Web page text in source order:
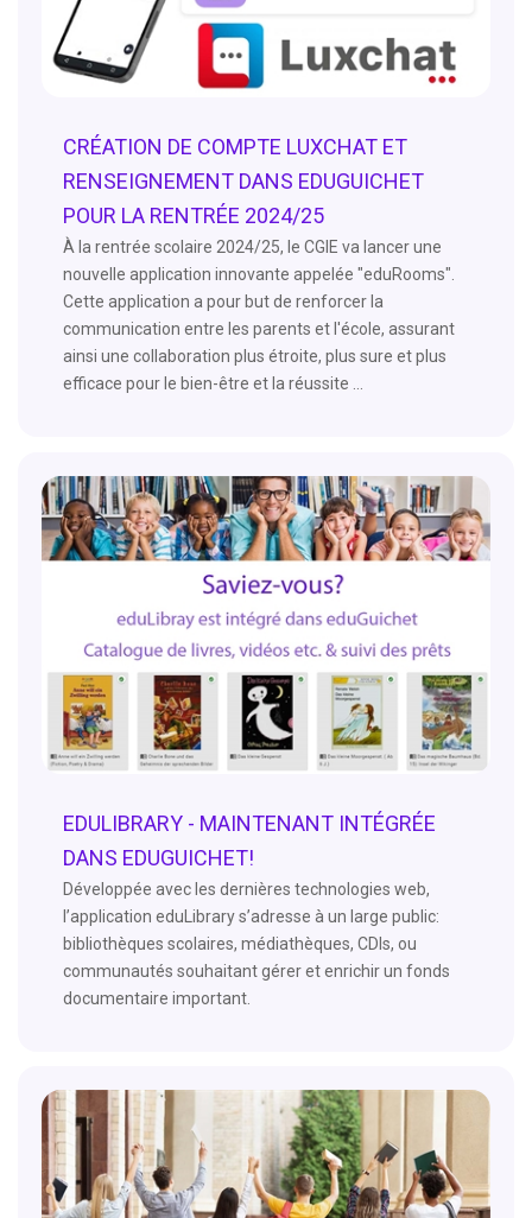
CRÉATION DE COMPTE LUXCHAT ET
RENSEIGNEMENT DANS EDUGUICHET
POUR LA RENTRÉE 2024/25
À la rentrée scolaire 2024/25, le CGIE va lancer une
nouvelle application innovante appelée "eduRooms".
Cette application a pour but de renforcer la
communication entre les parents et l'école, assurant
ainsi une collaboration plus étroite, plus sure et plus
efficace pour le bien-être et la réussite ...
EDULIBRARY - MAINTENANT INTÉGRÉE
DANS EDUGUICHET!
Développée avec les dernières technologies web,
l’application eduLibrary s’adresse à un large public:
bibliothèques scolaires, médiathèques, CDIs, ou
communautés souhaitant gérer et enrichir un fonds
documentaire important.